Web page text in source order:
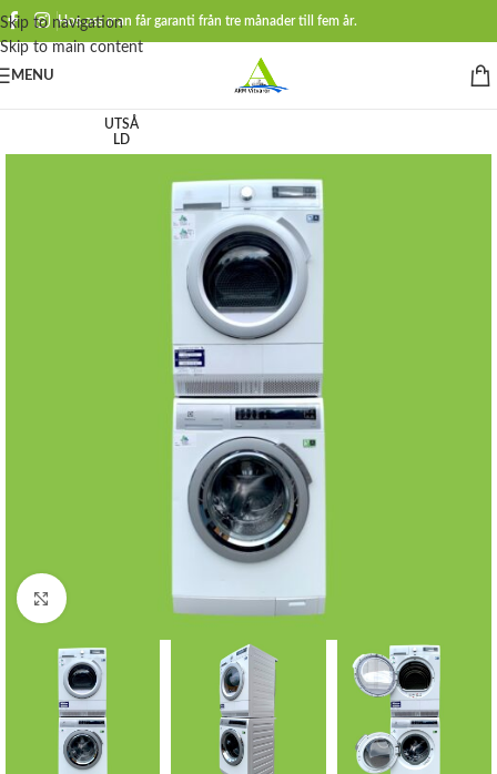
Skip to navigation
Skip to main content
Hos oss man får garanti från tre månader till fem år.
MENU
UTSÅ
LD
Click to enlarge